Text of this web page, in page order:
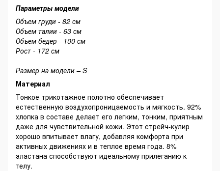
Параметры модели
Объем груди - 82 см
Объем талии - 63 см
Объем бедер - 100 см
Рост - 172 см
Размер на модели – S
Материал
Тонкое трикотажное полотно обеспечивает
естественную воздухопроницаемость и мягкость. 92%
хлопка в составе делает его легким, тонким, приятным
даже для чувствительной кожи. Этот стрейч-кулир
хорошо впитывает влагу, добавляя комфорта при
активных движениях и в теплое время года. 8%
эластана способствуют идеальному прилеганию к
телу.